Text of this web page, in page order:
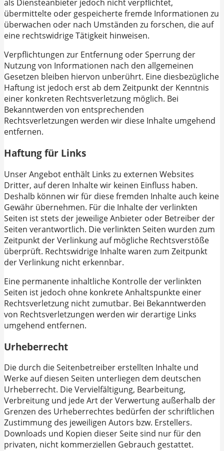
als Diensteanbieter jedoch nicht verpflichtet,
übermittelte oder gespeicherte fremde Informationen zu
überwachen oder nach Umständen zu forschen, die auf
eine rechtswidrige Tätigkeit hinweisen.
Verpflichtungen zur Entfernung oder Sperrung der
Nutzung von Informationen nach den allgemeinen
Gesetzen bleiben hiervon unberührt. Eine diesbezügliche
Haftung ist jedoch erst ab dem Zeitpunkt der Kenntnis
einer konkreten Rechtsverletzung möglich. Bei
Bekanntwerden von entsprechenden
Rechtsverletzungen werden wir diese Inhalte umgehend
entfernen.
Haftung für Links
Unser Angebot enthält Links zu externen Websites
Dritter, auf deren Inhalte wir keinen Einfluss haben.
Deshalb können wir für diese fremden Inhalte auch keine
Gewähr übernehmen. Für die Inhalte der verlinkten
Seiten ist stets der jeweilige Anbieter oder Betreiber der
Seiten verantwortlich. Die verlinkten Seiten wurden zum
Zeitpunkt der Verlinkung auf mögliche Rechtsverstöße
überprüft. Rechtswidrige Inhalte waren zum Zeitpunkt
der Verlinkung nicht erkennbar.
Eine permanente inhaltliche Kontrolle der verlinkten
Seiten ist jedoch ohne konkrete Anhaltspunkte einer
Rechtsverletzung nicht zumutbar. Bei Bekanntwerden
von Rechtsverletzungen werden wir derartige Links
umgehend entfernen.
Urheberrecht
Die durch die Seitenbetreiber erstellten Inhalte und
Werke auf diesen Seiten unterliegen dem deutschen
Urheberrecht. Die Vervielfältigung, Bearbeitung,
Verbreitung und jede Art der Verwertung außerhalb der
Grenzen des Urheberrechtes bedürfen der schriftlichen
Zustimmung des jeweiligen Autors bzw. Erstellers.
Downloads und Kopien dieser Seite sind nur für den
privaten, nicht kommerziellen Gebrauch gestattet.